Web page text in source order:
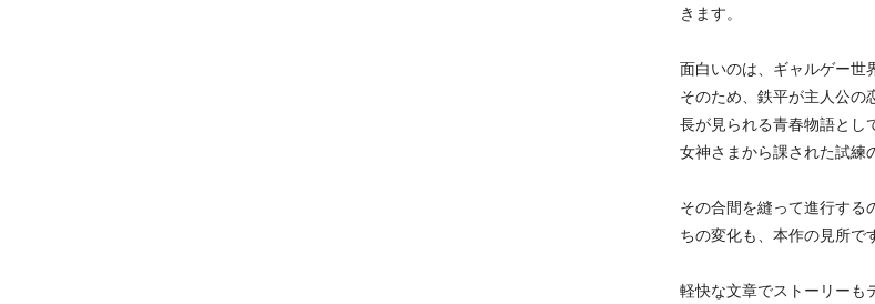
きます。
面白いのは、ギャルゲー世
そのため、鉄平が主人公の
長が見られる青春物語とし
女神さまから課された試練
その合間を縫って進行する
ちの変化も、本作の見所で
軽快な文章でストーリーも